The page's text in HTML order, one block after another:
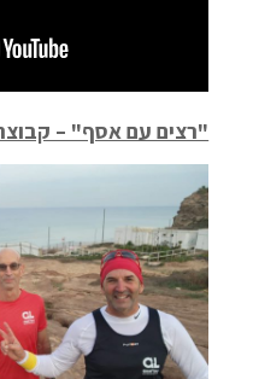
"רצים עם אסף" –